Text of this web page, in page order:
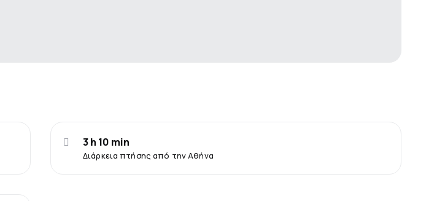
Διάρκεια πτήσης από την Αθήνα
3 h 10 min